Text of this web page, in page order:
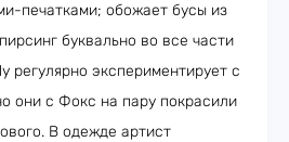
печатками; обожает бусы из
буквально во все части
регулярно экспериментирует с
они с Фокс на пару покрасили
В одежде артист